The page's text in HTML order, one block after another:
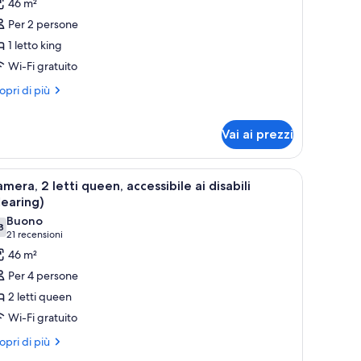
46 m²
Per 2 persone
1 letto king
Wi-Fi gratuito
di più
Vai ai prezzi
sulla città.
scrivania in legno, una TV a schermo piatto, uno specchio rotondo,
Una camera d'albergo con due letti, un
6
2 letti queen, accessibile ai disabili
su 10
Buono
21 recensioni
(21
recensioni)
46 m²
Per 4 persone
2 letti queen
Wi-Fi gratuito
di più